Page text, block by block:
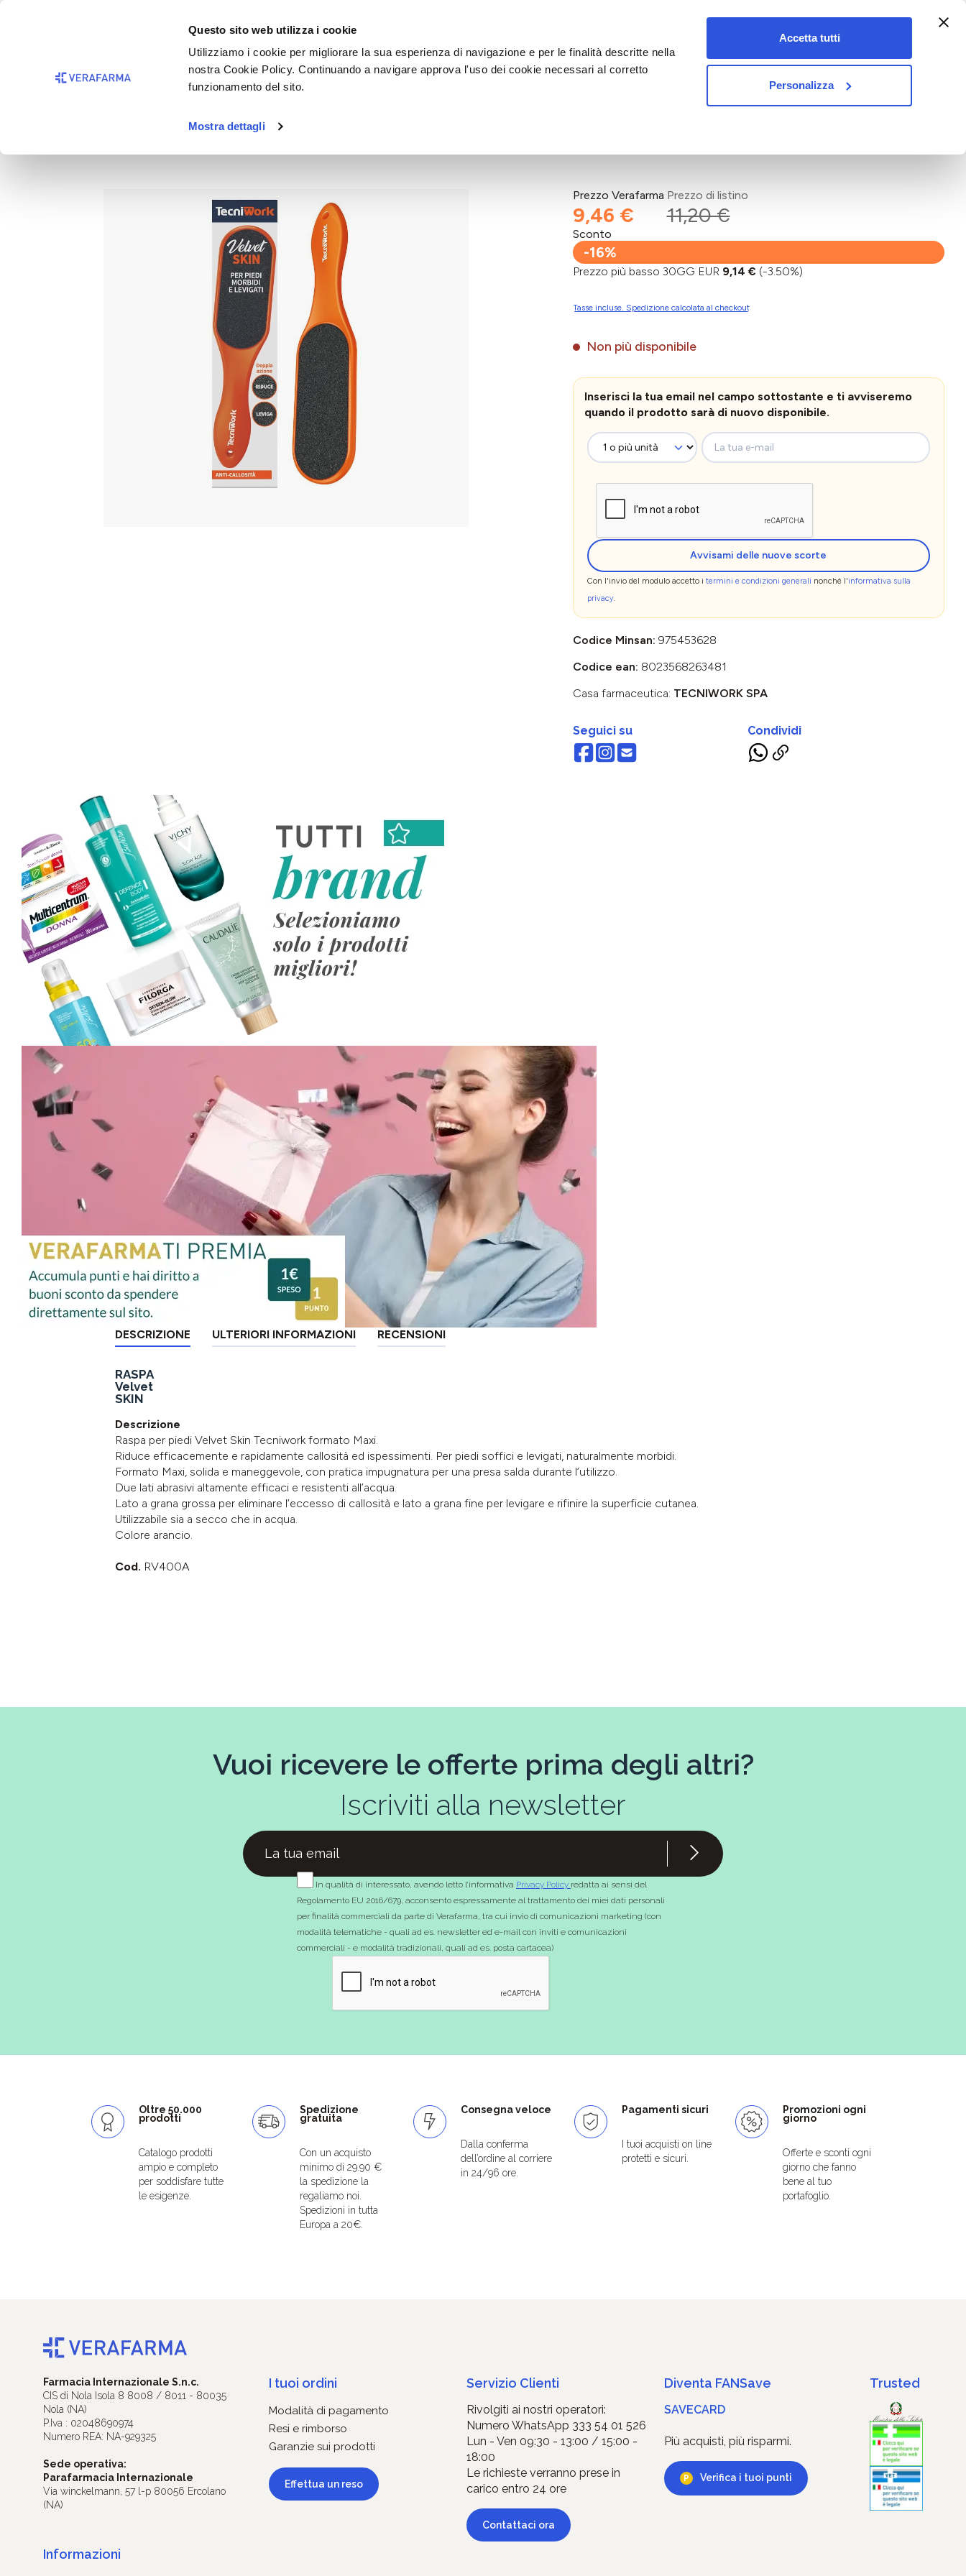
Questo sito web utilizza i cookie
Utilizziamo i cookie per migliorare la sua esperienza di navigazione e per le finalità descritte nella
nostra Cookie Policy. Continuando a navigare approva l'uso dei cookie necessari al corretto
funzionamento del sito.
Mostra dettagli
Accetta tutti
Personalizza
Passa alla navigazione principale
vet&pet
RASPA VELVET SKIN ARANCIO
Prezzo Verafarma
9,46 €
Prezzo di listino
11,20 €
Sconto
-16%
Prezzo più basso 30GG EUR 9,14 € (-3.50%)
Tasse incluse. Spedizione calcolata al checkout
Non più disponibile
Inserisci la tua email nel campo sottostante e ti avviseremo
quando il prodotto sarà di nuovo disponibile.
La tua e-mail
Avvisami delle nuove scorte
Con l'invio del modulo accetto i termini e condizioni generali nonché l'informativa sulla
privacy.
Codice Minsan: 975453628
Codice ean: 8023568263481
Casa farmaceutica: TECNIWORK SPA
Seguici su Condividi
DESCRIZIONE ULTERIORI INFORMAZIONI RECENSIONI
RASPA
Velvet
SKIN
Descrizione
Raspa per piedi Velvet Skin Tecniwork formato Maxi.
Riduce efficacemente e rapidamente callosità ed ispessimenti. Per piedi soffici e levigati, naturalmente morbidi.
Formato Maxi, solida e maneggevole, con pratica impugnatura per una presa salda durante l’utilizzo.
Due lati abrasivi altamente efficaci e resistenti all’acqua.
Lato a grana grossa per eliminare l’eccesso di callosità e lato a grana fine per levigare e rifinire la superficie cutanea.
Utilizzabile sia a secco che in acqua.
Colore arancio.
Cod. RV400A
Vuoi ricevere le offerte prima degli altri?
Iscriviti alla newsletter
In qualità di interessato, avendo letto l’informativa Privacy Policy redatta ai sensi del
Regolamento EU 2016/679, acconsento espressamente al trattamento dei miei dati personali
per finalità commerciali da parte di Verafarma, tra cui invio di comunicazioni marketing (con
modalità telematiche - quali ad es. newsletter ed e-mail con inviti e comunicazioni
commerciali - e modalità tradizionali, quali ad es. posta cartacea)
Oltre 50.000
prodotti
Catalogo prodotti
ampio e completo
per soddisfare tutte
le esigenze.
Spedizione
gratuita
Con un acquisto
minimo di 29.90 €
la spedizione la
regaliamo noi.
Spedizioni in tutta
Europa a 20€.
Consegna veloce
Dalla conferma
dell’ordine al corriere
in 24/96 ore.
Pagamenti sicuri
I tuoi acquisti on line
protetti e sicuri.
Promozioni ogni
giorno
Offerte e sconti ogni
giorno che fanno
bene al tuo
portafoglio.
Farmacia Internazionale S.n.c.
CIS di Nola Isola 8 8008 / 8011 - 80035
Nola (NA)
P.Iva : 02048690974
Numero REA: NA-929325
Sede operativa:
Parafarmacia Internazionale
Via winckelmann, 57 l-p 80056 Ercolano
(NA)
Informazioni
I tuoi ordini
Modalità di pagamento
Resi e rimborso
Garanzie sui prodotti
Effettua un reso
Servizio Clienti
Rivolgiti ai nostri operatori:
Numero WhatsApp 333 54 01 526
Lun - Ven 09:30 - 13:00 / 15:00 -
18:00
Le richieste verranno prese in
carico entro 24 ore
Contattaci ora
Diventa FANSave
SAVECARD
Più acquisti, più risparmi.
Verifica i tuoi punti
Trusted